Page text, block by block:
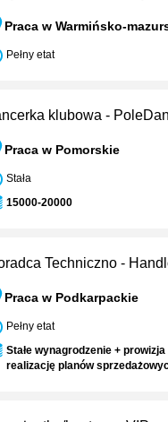
Praca w Warmińsko-
Pełny etat
klubowa -
Praca w Pomorskie
Stała
15000-20000
Techniczno -
Praca w Podkarpackie
Pełny etat
Stałe wynagrodzenie + prowizja
realizację planów